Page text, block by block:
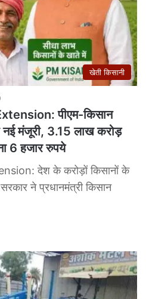
खेती किसानी
पीएम-किसान
नई मंजूरी, 3.15 लाख करोड़
6 हजार रुपये
देश के करोड़ों किसानों के
ने प्रधानमंत्री किसान